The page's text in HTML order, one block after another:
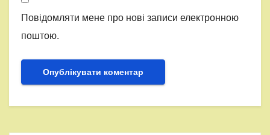
Повідомляти мене про нові записи електронною
поштою.